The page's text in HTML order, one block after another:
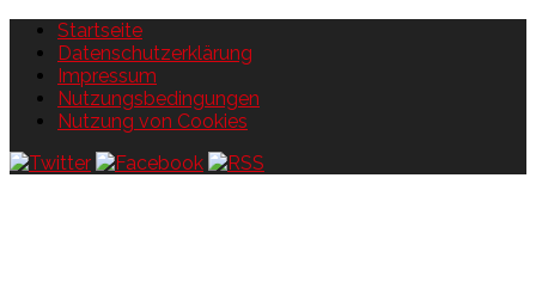
Startseite
Datenschutzerklärung
Impressum
Nutzungsbedingungen
Nutzung von Cookies